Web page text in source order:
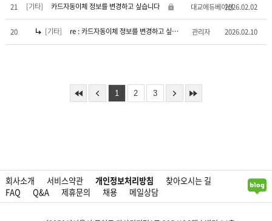
21 [기타] 카드자동이체 정보를 변경하고 싶습니다 대교에듀베이션2026.02.02
20 [기타] re : 카드자동이체 정보를 변경하고 싶습니다 관리자 2026.02.10
1 2 3
회사소개 서비스약관 개인정보처리방침
찾아오시는 길
FAQ
Q&A 제휴문의 채용 메일상담